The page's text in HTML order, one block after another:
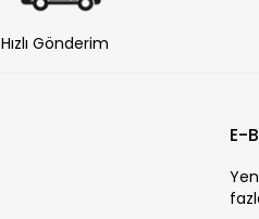
Hızlı Gönderim
E-